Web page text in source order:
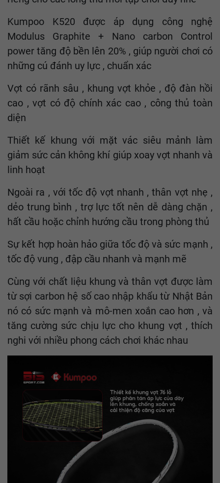
Kumpoo K520 được áp dụng công nghệ
Modulus Graphite + Nano carbon Control
power tăng độ bền lên 20% , giúp người chơi có
những cú đánh uy lực , chuẩn xác
Vợt có rãnh sâu , khung vợt khỏe , độ đàn hồi
cao , vợt có độ chính xác cao , công thủ toàn
diện
Thiết kế khung với mặt vác siêu mảnh làm
giảm sức cản không khí giúp xoay vợt nhanh và
linh hoạt
Ngoài ra , với tốc độ vợt nhanh , thân vợt nhẹ ,
dẻo trung bình , trợ lực tốt nên dễ dàng chặn ,
hất cầu hoặc chỉnh hướng cầu trong phòng thủ
Sự kết hợp hoàn hảo giữa tốc độ và sức mạnh ,
tốc độ vung , đập cầu nhanh và mạnh mẽ
Cùng với chất liệu khung và thân vợt được làm
từ sợi carbon hệ số cao nhập khẩu từ Nhật Bản
nó có sức mạnh và mô-men xoắn cao hơn , và
tăng cường sức chịu lực cho khung vợt , thích
nghi với nhiều phong cách chơi khác nhau